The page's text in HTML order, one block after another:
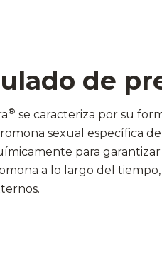
de
® se caracteriza por su
sexual específica de
para
a lo largo del